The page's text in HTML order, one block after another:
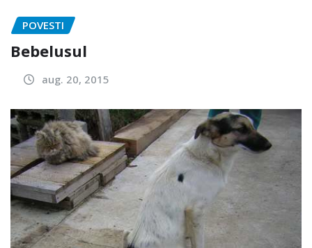
POVESTI
Bebelusul
aug. 20, 2015